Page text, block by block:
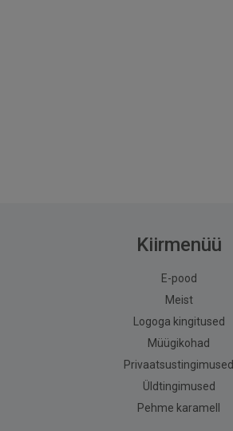
Kiirmenüü
E-pood
Meist
Logoga kingitused
Müügikohad
Privaatsustingimused
Üldtingimused
Pehme karamell